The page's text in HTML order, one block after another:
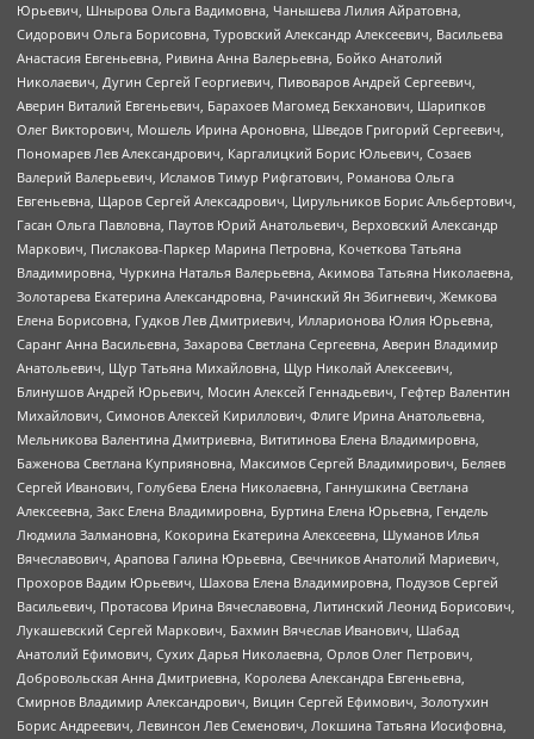
Юрьевич, Шнырова Ольга Вадимовна, Чанышева Лилия Айратовна,
Сидорович Ольга Борисовна, Туровский Александр Алексеевич, Васильева
Анастасия Евгеньевна, Ривина Анна Валерьевна, Бойко Анатолий
Николаевич, Дугин Сергей Георгиевич, Пивоваров Андрей Сергеевич,
Аверин Виталий Евгеньевич, Барахоев Магомед Бекханович, Шарипков
Олег Викторович, Мошель Ирина Ароновна, Шведов Григорий Сергеевич,
Пономарев Лев Александрович, Каргалицкий Борис Юльевич, Созаев
Валерий Валерьевич, Исламов Тимур Рифгатович, Романова Ольга
Евгеньевна, Щаров Сергей Алексадрович, Цирульников Борис Альбертович,
Гасан Ольга Павловна, Паутов Юрий Анатольевич, Верховский Александр
Маркович, Пислакова-Паркер Марина Петровна, Кочеткова Татьяна
Владимировна, Чуркина Наталья Валерьевна, Акимова Татьяна Николаевна,
Золотарева Екатерина Александровна, Рачинский Ян Збигневич, Жемкова
Елена Борисовна, Гудков Лев Дмитриевич, Илларионова Юлия Юрьевна,
Саранг Анна Васильевна, Захарова Светлана Сергеевна, Аверин Владимир
Анатольевич, Щур Татьяна Михайловна, Щур Николай Алексеевич,
Блинушов Андрей Юрьевич, Мосин Алексей Геннадьевич, Гефтер Валентин
Михайлович, Симонов Алексей Кириллович, Флиге Ирина Анатольевна,
Мельникова Валентина Дмитриевна, Вититинова Елена Владимировна,
Баженова Светлана Куприяновна, Максимов Сергей Владимирович, Беляев
Сергей Иванович, Голубева Елена Николаевна, Ганнушкина Светлана
Алексеевна, Закс Елена Владимировна, Буртина Елена Юрьевна, Гендель
Людмила Залмановна, Кокорина Екатерина Алексеевна, Шуманов Илья
Вячеславович, Арапова Галина Юрьевна, Свечников Анатолий Мариевич,
Прохоров Вадим Юрьевич, Шахова Елена Владимировна, Подузов Сергей
Васильевич, Протасова Ирина Вячеславовна, Литинский Леонид Борисович,
Лукашевский Сергей Маркович, Бахмин Вячеслав Иванович, Шабад
Анатолий Ефимович, Сухих Дарья Николаевна, Орлов Олег Петрович,
Добровольская Анна Дмитриевна, Королева Александра Евгеньевна,
Смирнов Владимир Александрович, Вицин Сергей Ефимович, Золотухин
Борис Андреевич, Левинсон Лев Семенович, Локшина Татьяна Иосифовна,